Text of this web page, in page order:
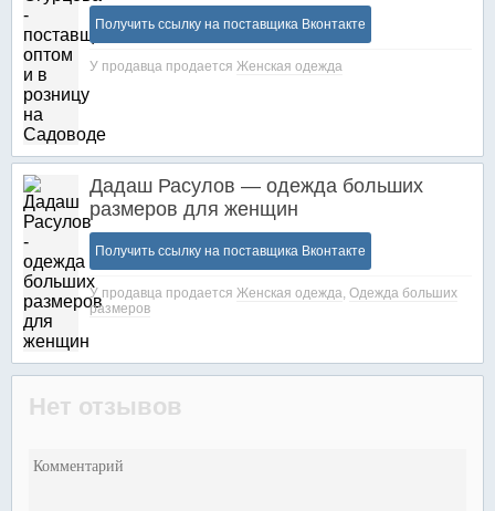
Получить ссылку на поставщика Вконтакте
У продавца продается Женская одежда
Дадаш Расулов — одежда больших
размеров для женщин
Получить ссылку на поставщика Вконтакте
У продавца продается Женская одежда, Одежда больших
размеров
Нет отзывов